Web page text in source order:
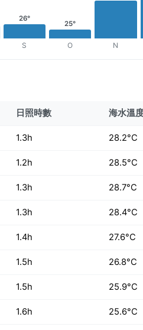
26°
S
25°
O N
日照時數 海水溫
1.3h 28.2°C
1.2h 28.5°C
1.3h 28.7°C
1.3h 28.4°C
1.4h 27.6°C
1.5h 26.8°C
1.5h 25.9°C
1.6h 25.6°C